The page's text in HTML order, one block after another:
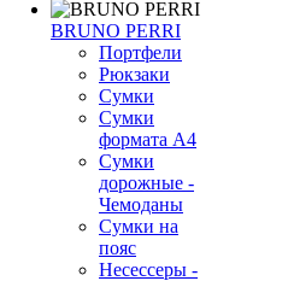
BRUNO PERRI
Портфели
Рюкзаки
Сумки
Сумки
формата А4
Сумки
дорожные -
Чемоданы
Сумки на
пояс
Несессеры -